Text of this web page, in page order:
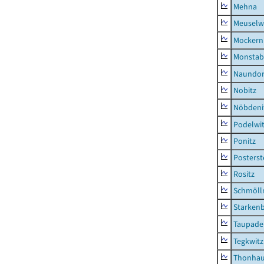
Mehna
Mockern
Monstab
Nobitz
Ponitz
Rositz
Tegkwitz